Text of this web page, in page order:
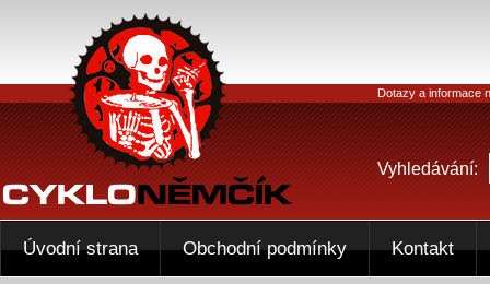
Dotazy a informace
Vyhledávání:
Úvodní strana Obchodní podmínky Kontakt